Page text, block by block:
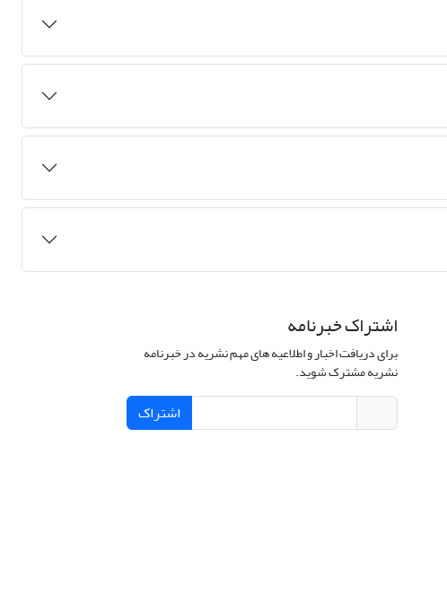
اشتراک خبرنامه
برای دریافت اخبار و اطلاعیه های مهم نشریه در خبرنامه
نشریه مشترک شوید.
اشتراک